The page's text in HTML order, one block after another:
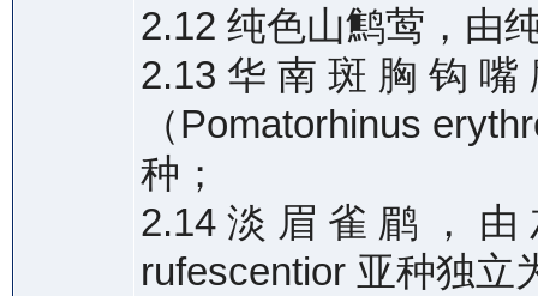
2.12 纯色山鹪莺，由
2.13 华 南 斑 胸 钩 嘴
（Pomatorhinus
种；
2.14 淡 眉 雀 鹛 ， 由
rufescentior 亚种独立